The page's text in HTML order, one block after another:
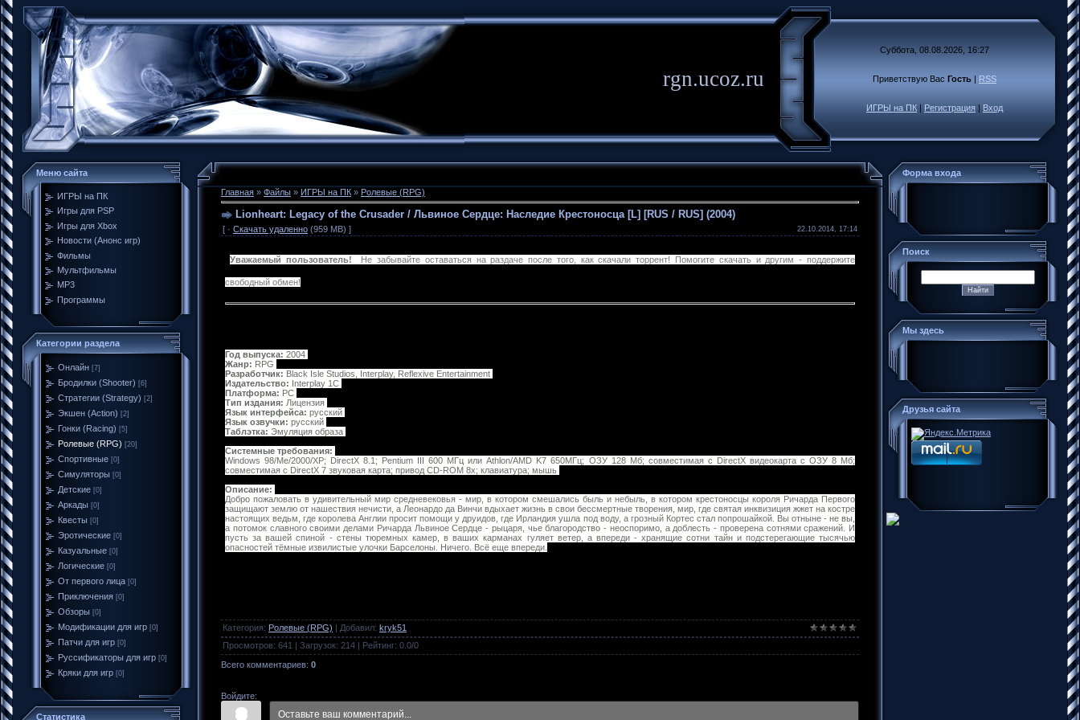
rgn.ucoz.ru
Суббота, 08.08.2026, 16:27
Приветствую Вас Гость | RSS
ИГРЫ на ПК | Регистрация | Вход
Меню сайта
ИГРЫ на ПК
Игры для PSP
Игры для Xbox
Новости (Анонс игр)
Фильмы
Мультфильмы
MP3
Программы
Категории раздела
Онлайн [7]
Бродилки (Shooter) [6]
Стратегии (Strategy) [2]
Экшен (Action) [2]
Гонки (Racing) [5]
Ролевые (RPG) [20]
Спортивные [0]
Симуляторы [0]
Детские [0]
Аркады [0]
Квесты [0]
Эротические [0]
Казуальные [0]
Логические [0]
От первого лица [0]
Приключения [0]
Обзоры [0]
Модификации для игр [0]
Патчи для игр [0]
Руссификаторы для игр [0]
Кряки для игр [0]
Статистика
Главная » Файлы » ИГРЫ на ПК » Ролевые (RPG)
Lionheart: Legacy of the Crusader / Львиное Сердце: Наследие Крестоносца [L] [RUS / RUS] (2004)
[ · Скачать удаленно (959 MB) ] 22.10.2014, 17:14
Уважаемый пользователь! Не забывайте оставаться на раздаче после того, как скачали торрент! Помогите скачать и другим - поддержите
свободный обмен!
Год выпуска: 2004
Жанр: RPG
Разработчик: Black Isle Studios, Interplay, Reflexive Entertainment
Издательство: Interplay 1С
Платформа: PC
Тип издания: Лицензия
Язык интерфейса: русский
Язык озвучки: русский
Таблэтка: Эмуляция образа
Системные требования:
Windows 98/Me/2000/XP; DirectX 8.1; Pentium III 600 МГц или Athlon/AMD K7 650МГц; ОЗУ 128 Мб; совместимая с DirectX видеокарта с ОЗУ 8 Мб;
совместимая с DirectX 7 звуковая карта; привод CD-ROM 8x; клавиатура; мышь
Описание:
Добро пожаловать в удивительный мир средневековья - мир, в котором смешались быль и небыль, в котором крестоносцы короля Ричарда Первого
защищают землю от нашествия нечисти, а Леонардо да Винчи вдыхает жизнь в свои бессмертные творения, мир, где святая инквизиция жжет на костре
настоящих ведьм, где королева Англии просит помощи у друидов, где Ирландия ушла под воду, а грозный Кортес стал попрошайкой. Вы отныне - не вы,
а потомок славного своими делами Ричарда Львиное Сердце - рыцаря, чье благородство - неоспоримо, а доблесть - проверена сотнями сражений. И
пусть за вашей спиной - стены тюремных камер, в ваших карманах гуляет ветер, а впереди - хранящие сотни тайн и подстерегающие тысячью
опасностей тёмные извилистые улочки Барселоны. Ничего. Всё еще впереди.
Категория: Ролевые (RPG) | Добавил: kryk51
Просмотров: 641 | Загрузок: 214 | Рейтинг: 0.0/0
Всего комментариев: 0
Войдите:
Форма входа
Поиск
Мы здесь
Друзья сайта